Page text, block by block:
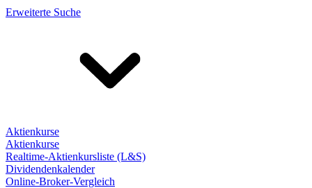
Erweiterte Suche
Aktienkurse
Aktienkurse
Realtime-Aktienkursliste (L&S)
Dividendenkalender
Online-Broker-Vergleich